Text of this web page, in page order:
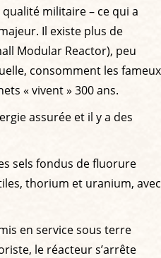
militaire – ce qui a
Il existe plus de
Modular Reactor), peu
consomment les fameux
« vivent » 300 ans.
assurée et il y a des
sels fondus de fluorure
thorium et uranium, avec
en service sous terre
le réacteur s’arrête